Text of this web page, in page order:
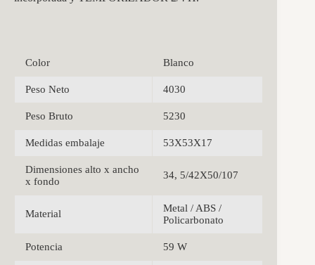
Color Blanco
Peso Neto 4030
Peso Bruto 5230
Medidas embalaje 53X53X17
Dimensiones alto x ancho
x fondo
34, 5/42X50/107
Material
Metal / ABS /
Policarbonato
Potencia 59 W